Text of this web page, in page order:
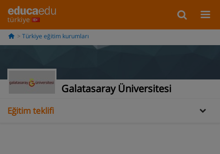
türkiye
Türkiye eğitim kurumları
Galatasaray Üniversitesi
Bilgi
Eğitim teklifi